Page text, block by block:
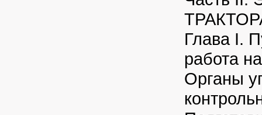
Глава I.
работа
Органы